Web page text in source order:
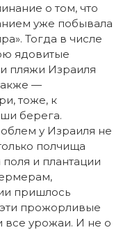
о том, что
уже побывала
Тогда в числе
ядовитые
пляжи Израиля
—
тоже, к
берега.
у Израиля не
полчища
и плантации
пришлось
эти прожорливые
все урожаи. И не о